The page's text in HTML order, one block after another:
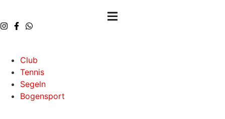
Club
Tennis
Segeln
Bogensport